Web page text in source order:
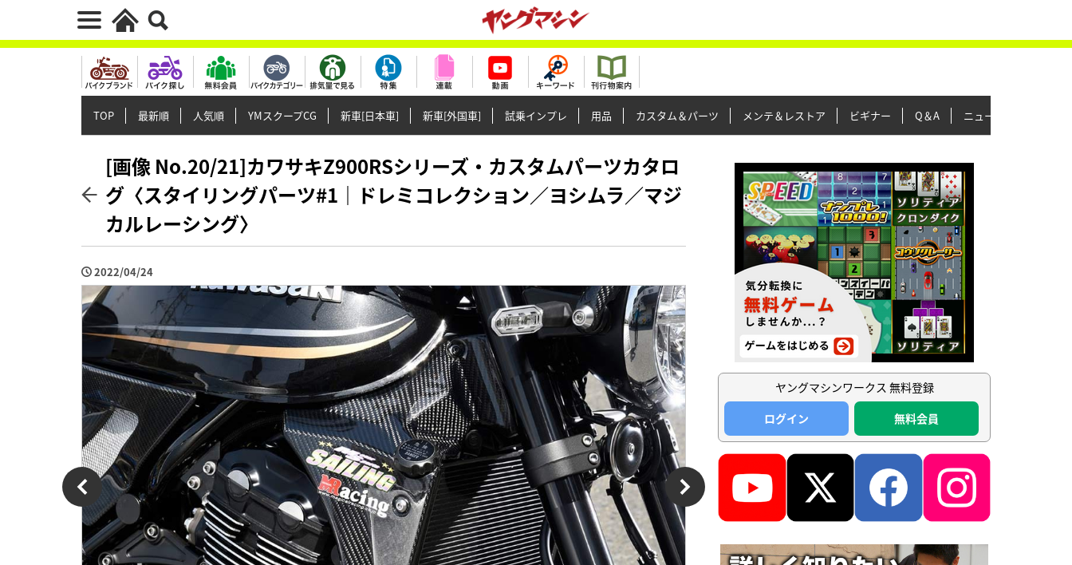
TOP 最新順 人気順 YMスクープCG 新車[日本車] 新車[外国車] 試乗インプレ 用品 カスタム＆パーツ メンテ＆レストア ビギナー Q＆A ニュース＆トピックス
[画像 No.20/21]カワサキZ900RSシリーズ・カスタムパーツカタロ
グ〈スタイリングパーツ#1｜ドレミコレクション／ヨシムラ／マジ
カルレーシング〉
2022/04/24
ヤングマシンワークス 無料登録
ログイン
無料会員